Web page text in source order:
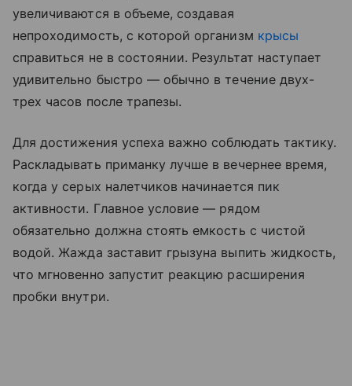
увеличиваются в объеме, создавая
непроходимость, с которой организм крысы
справиться не в состоянии. Результат наступает
удивительно быстро — обычно в течение двух-
трех часов после трапезы.
Для достижения успеха важно соблюдать тактику.
Раскладывать приманку лучше в вечернее время,
когда у серых налетчиков начинается пик
активности. Главное условие — рядом
обязательно должна стоять емкость с чистой
водой. Жажда заставит грызуна выпить жидкость,
что мгновенно запустит реакцию расширения
пробки внутри.